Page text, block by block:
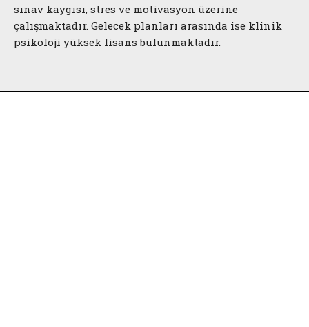
sınav kaygısı, stres ve motivasyon üzerine
çalışmaktadır. Gelecek planları arasında ise klinik
psikoloji yüksek lisans bulunmaktadır.